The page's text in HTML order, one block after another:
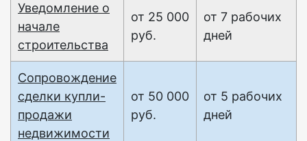
Уведомление о
начале
строительства
от 25 000
руб.
от 7 рабочих
дней
Сопровождение
сделки купли-
продажи
недвижимости
от 50 000
руб.
от 5 рабочих
дней